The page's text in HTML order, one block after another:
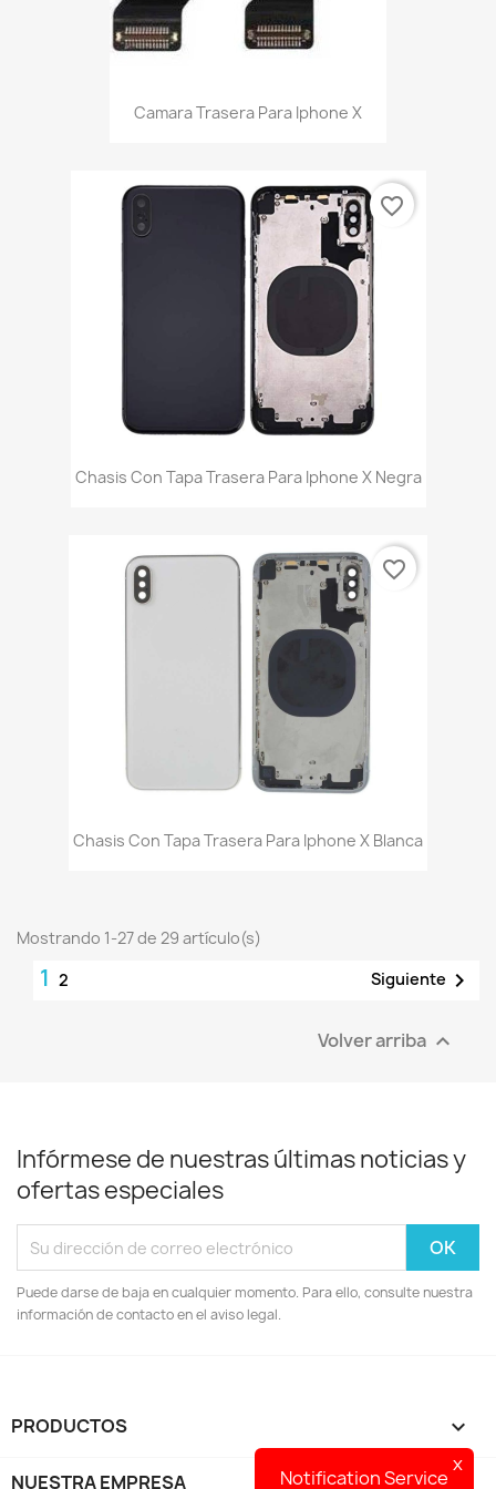
Camara Trasera Para Iphone X
Chasis Con Tapa Trasera Para Iphone X Negra
favorite_border
Chasis Con Tapa Trasera Para Iphone X Blanca
favorite_border
Mostrando 1-27 de 29 artículo(s)
1 2 Siguiente 
Volver arriba 
Infórmese de nuestras últimas noticias y
ofertas especiales
Puede darse de baja en cualquier momento. Para ello, consulte nuestra
información de contacto en el aviso legal.
PRODUCTOS 
NUESTRA EMPRESA 
x
Notification Service